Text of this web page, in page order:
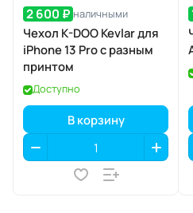
2 600 ₽ наличными
Чехол K-DOO Kevlar для
iPhone 13 Pro с разным
принтом
Доступно
В корзину